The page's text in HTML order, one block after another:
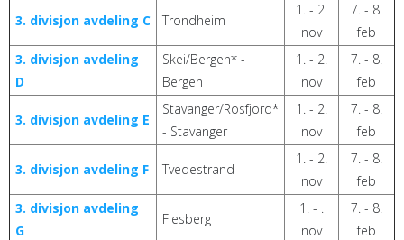
3. divisjon avdeling C Trondheim
1. - 2.
nov
7. - 8.
feb
3. divisjon avdeling
D
Skei/Bergen* -
Bergen
1. - 2.
nov
7. - 8.
feb
3. divisjon avdeling E
Stavanger/Rosfjord*
- Stavanger
1. - 2.
nov
7. - 8.
feb
3. divisjon avdeling F Tvedestrand
1. - 2.
nov
7. - 8.
feb
3. divisjon avdeling
G
Flesberg
1. - .
nov
7. - 8.
feb